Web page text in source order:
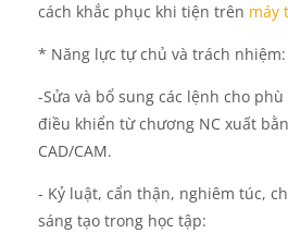
cách khắc phục khi tiện trên máy
* Năng lực tự chủ và trách nhiệm:
-Sửa và bổ sung các lệnh cho
điều khiển từ chương NC xuất
CAD/CAM.
- Kỷ luật, cẩn thận, nghiêm túc,
sáng tạo trong học tập: